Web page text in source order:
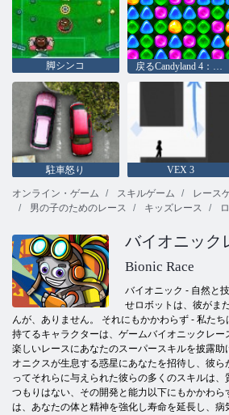
脚シンコ 戻るCandyland 4：ロリポップガーデン
駐車怒り VEX 3
オンライン・ゲーム
スキルゲーム レース
男の子のためのレース
キッズレース
バイオニック
Bionic Race
バイオニック - 自然と
せロボットは、彼がま
んが、ありません。 それにもかかわらず - 私た
持てるキャラクターは、ゲームバイオニックレ
楽しいレースにあなたのスーパースキルを披露助
オニクスが生息する惑星にあなたを招待し、彼ら
ってそれらに与えられた彼らの多くのスキルは
つもりはない、その開発と能力以下にもかかわら
は、あなたの体と精神を強化し寿命を延長し、